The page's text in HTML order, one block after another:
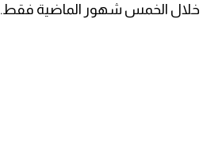
خلال الخمس شهور الماضية فقط.